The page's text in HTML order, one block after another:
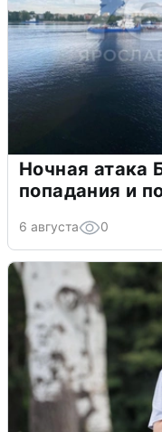
Ночная атака
попадания и
6 августа 0